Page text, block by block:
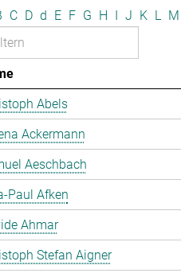
C D d E F G H I J K L M
Abels
Ackermann
Aeschbach
Paul Afken
Ahmar
Stefan Aigner